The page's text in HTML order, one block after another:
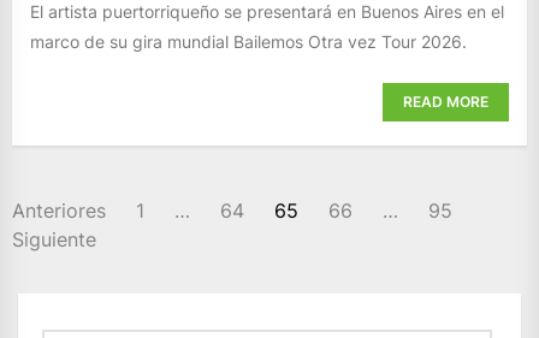
El artista puertorriqueño se presentará en Buenos Aires en el
marco de su gira mundial Bailemos Otra vez Tour 2026.
READ MORE
PAGINACIÓN
DE
Anteriores 1 … 64 65 66 …
95
Siguiente